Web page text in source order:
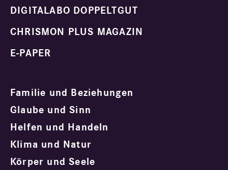
DIGITALABO DOPPELTGUT
CHRISMON PLUS MAGAZIN
E-PAPER
Familie und Beziehungen
Glaube und Sinn
Helfen und Handeln
Klima und Natur
Körper und Seele